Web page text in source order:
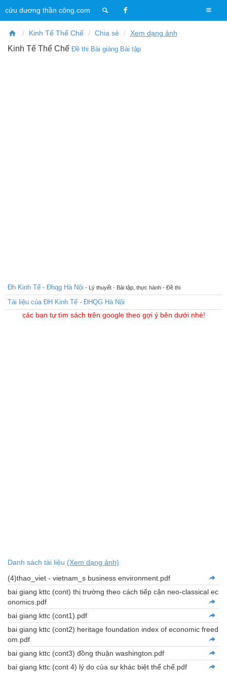
T
o
cửu dương thần công.com
Kinh Tế Thể Chế Chia sẻ Xem dạng ảnh
Kinh Tế Thể Chế Đề thi Bài giảng Bài tập
Đh Kinh Tế - Đhqg Hà Nội - Lý thuyết - Bài tập, thực hành - Đề thi
Tài liệu của ĐH Kinh Tế - ĐHQG Hà Nội
các bạn tự tìm sách trên google theo gợi ý bên dưới nhé!
Danh sách tài liệu (Xem dạng ảnh)
(4)thao_viet - vietnam_s business environment.pdf
bai giang kttc (cont) thị trường theo cách tiếp cận neo-classical ec
onomics.pdf
bai giang kttc (cont1).pdf
bai giang kttc (cont2) heritage foundation index of economic freed
om.pdf
bai giang kttc (cont3) đồng thuận washington.pdf
bai giang kttc (cont 4) lý do của sự khác biệt thể chế.pdf